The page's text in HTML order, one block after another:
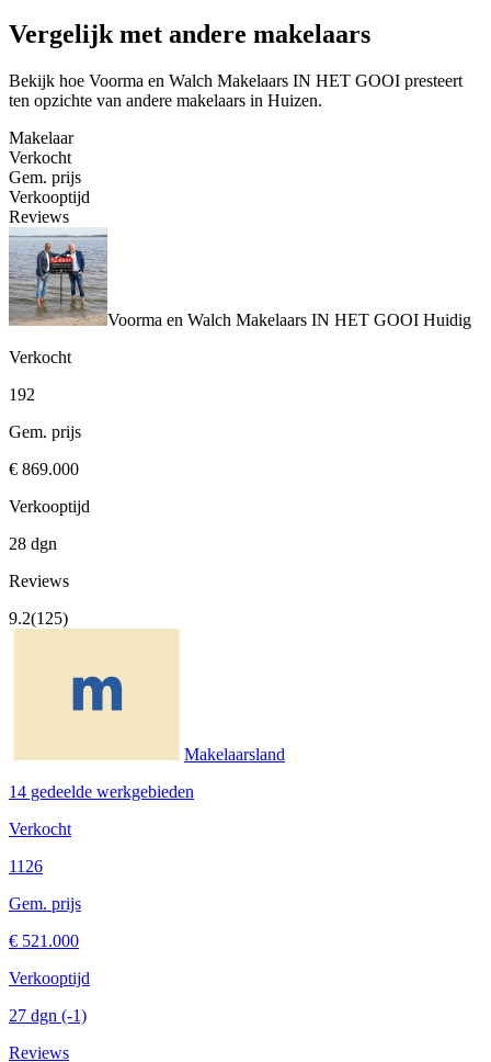
Vergelijk met andere makelaars
Bekijk hoe Voorma en Walch Makelaars IN HET GOOI presteert
ten opzichte van andere makelaars in Huizen.
Makelaar
Verkocht
Gem. prijs
Verkooptijd
Reviews
Voorma en Walch Makelaars IN HET GOOI Huidig
Verkocht
192
Gem. prijs
€ 869.000
Verkooptijd
28 dgn
Reviews
9.2(125)
Makelaarsland
14 gedeelde werkgebieden
Verkocht
1126
Gem. prijs
€ 521.000
Verkooptijd
27 dgn (-1)
Reviews